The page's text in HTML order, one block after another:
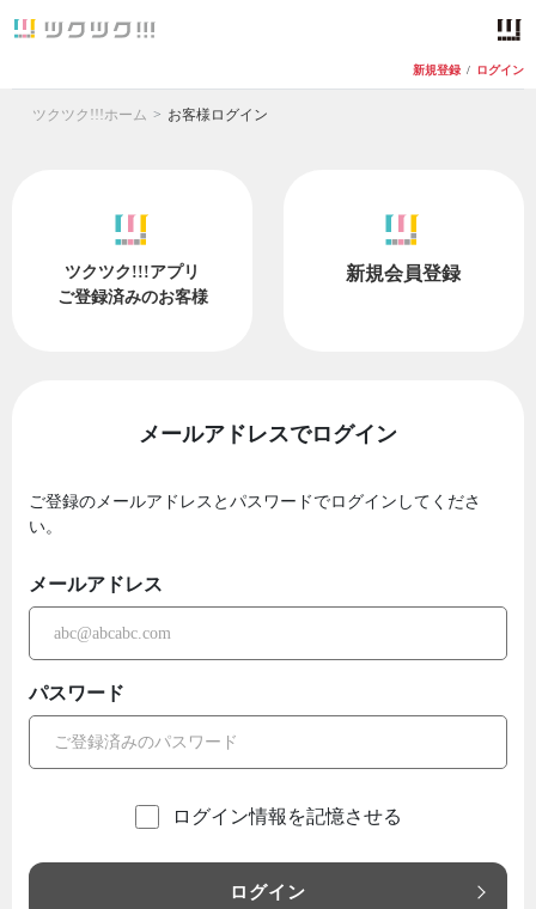
新規登録 / ログイン
ツクツク!!!ホーム お客様ログイン
ツクツク!!!アプリ
ご登録済みのお客様
新規会員登録
メールアドレスでログイン
ご登録のメールアドレスとパスワードでログインしてくださ
い。
メールアドレス
パスワード
ログイン情報を記憶させる
ログイン